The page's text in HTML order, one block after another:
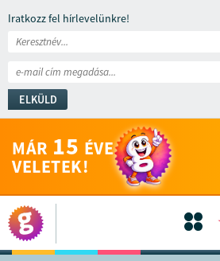
Iratkozz fel hírlevelünkre!
ELKÜLD
MÁR 15 ÉVE
VELETEK!